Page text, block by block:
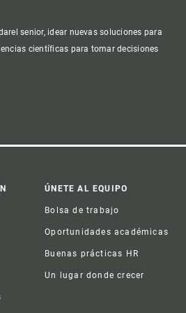
senior, idear nuevas soluciones para
científicas para tomar decisiones
ÚNETE AL EQUIPO
Bolsa de trabajo
Oportunidades académicas
Buenas prácticas HR
Un lugar donde crecer